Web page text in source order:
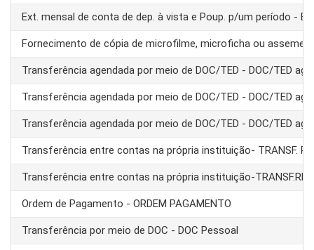
Ext. mensal de conta de dep. à vista e Poup. p/um período -
Fornecimento de cópia de microfilme, microficha ou
Transferência agendada por meio de DOC/TED - DOC/TED
Transferência agendada por meio de DOC/TED - DOC/TED
Transferência agendada por meio de DOC/TED - DOC/TED
Transferência entre contas na própria instituição- TRANSF.
Transferência entre contas na própria instituição-
Ordem de Pagamento - ORDEM PAGAMENTO
Transferência por meio de DOC - DOC Pessoal